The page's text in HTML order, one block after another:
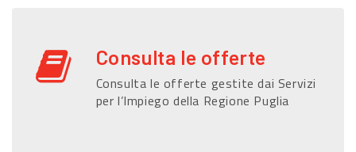
Consulta le offerte
Consulta le offerte gestite dai Servizi
per l’Impiego della Regione Puglia